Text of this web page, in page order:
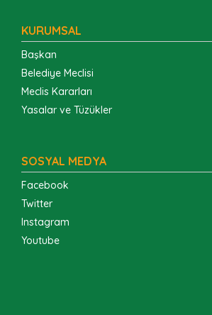
KURUMSAL
Başkan
Belediye Meclisi
Meclis Kararları
Yasalar ve Tüzükler
SOSYAL MEDYA
Facebook
Twitter
Instagram
Youtube